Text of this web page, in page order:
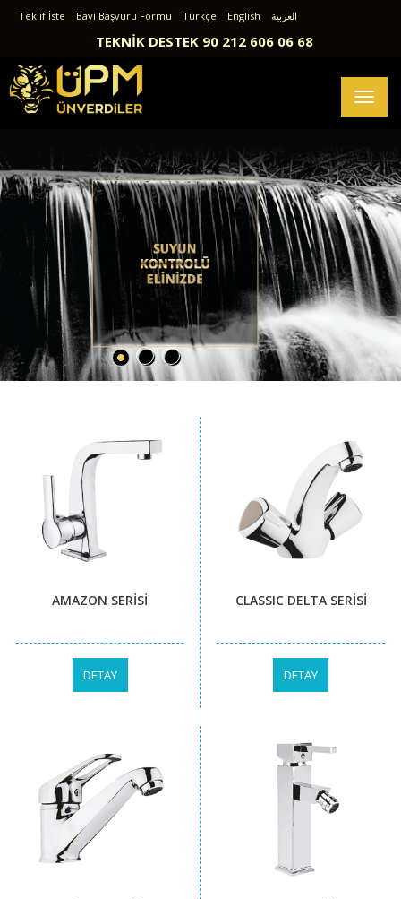
Teklif İste Bayi Başvuru Formu Türkçe English العربية
TEKNİK DESTEK 90 212 606 06 68
AMAZON SERİSİ
DETAY
CLASSIC DELTA SERİSİ
DETAY